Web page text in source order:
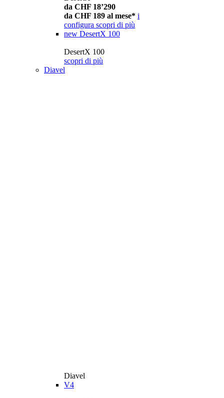
da CHF 18’290
da CHF 189 al mese* i
configura scopri di più
new DesertX 100
DesertX 100
scopri di più
Diavel
Diavel
V4